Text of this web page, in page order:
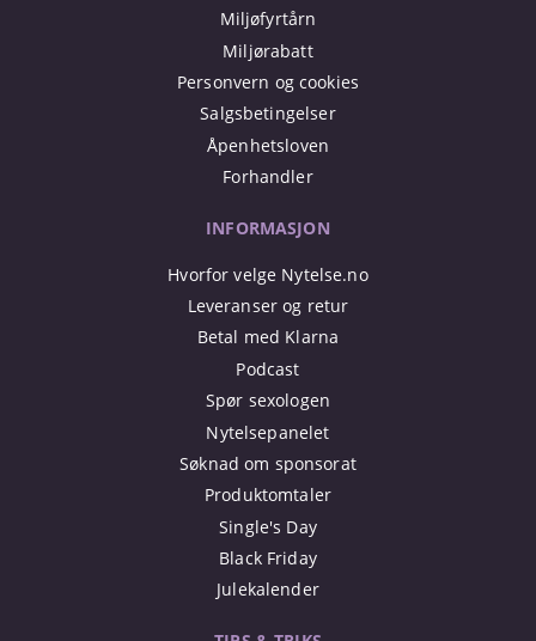
Miljøfyrtårn
Miljørabatt
Personvern og cookies
Salgsbetingelser
Åpenhetsloven
Forhandler
INFORMASJON
Hvorfor velge Nytelse.no
Leveranser og retur
Betal med Klarna
Podcast
Spør sexologen
Nytelsepanelet
Søknad om sponsorat
Produktomtaler
Single's Day
Black Friday
Julekalender